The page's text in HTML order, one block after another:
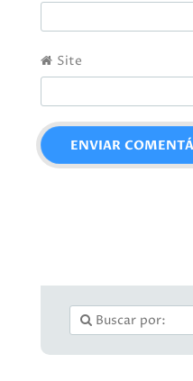
Site